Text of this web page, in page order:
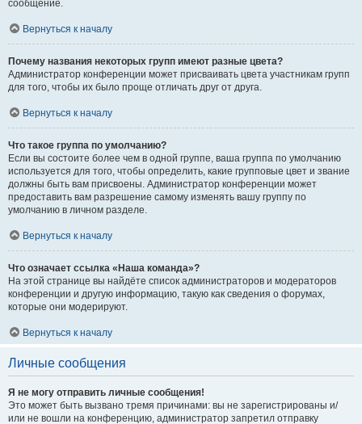
сообщение.
Вернуться к началу
Почему названия некоторых групп имеют разные цвета?
Администратор конференции может присваивать цвета участникам групп
для того, чтобы их было проще отличать друг от друга.
Вернуться к началу
Что такое группа по умолчанию?
Если вы состоите более чем в одной группе, ваша группа по умолчанию
используется для того, чтобы определить, какие групповые цвет и звание
должны быть вам присвоены. Администратор конференции может
предоставить вам разрешение самому изменять вашу группу по
умолчанию в личном разделе.
Вернуться к началу
Что означает ссылка «Наша команда»?
На этой странице вы найдёте список администраторов и модераторов
конференции и другую информацию, такую как сведения о форумах,
которые они модерируют.
Вернуться к началу
Личные сообщения
Я не могу отправить личные сообщения!
Это может быть вызвано тремя причинами: вы не зарегистрированы и/
или не вошли на конференцию, администратор запретил отправку